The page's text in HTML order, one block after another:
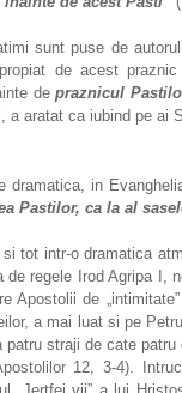
sunt puse de
de acest
depraznicul
a aratat ca iubind pe ai
dramatica, in
Pastilor, ca la al
tot intr-o dramatica
regele Irod Agripa I,
Apostolii de
a mai luat si pe
patru straji de cate
12, 3-4).